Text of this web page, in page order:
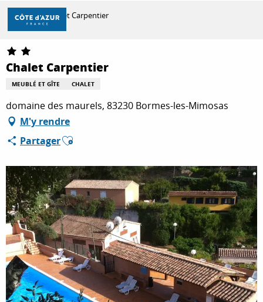
Aller
contenu
principal
DÉCOUVRIR
À FAIRE
SÉJOURNER
Accueil Chalet Carpentier
Chalet Carpentier
MEUBLÉ ET GÎTE CHALET
domaine des maurels, 83230 Bormes-les-Mimosas
M'y rendre
PartagerAjouter aux favoris